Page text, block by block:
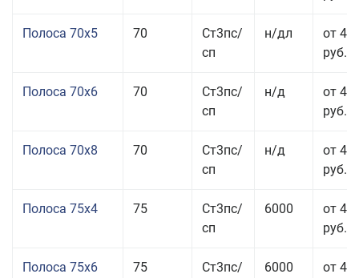
Полоса 70x5 70
Ст3пс/
сп
н/дл
от 43
руб.
Полоса 70x6 70
Ст3пс/
сп
н/д
от 42
руб.
Полоса 70x8 70
Ст3пс/
сп
н/д
от 43
руб.
Полоса 75x4 75
Ст3пс/
сп
6000
от 41
руб.
Полоса 75x6 75
Ст3пс/
6000
от 42